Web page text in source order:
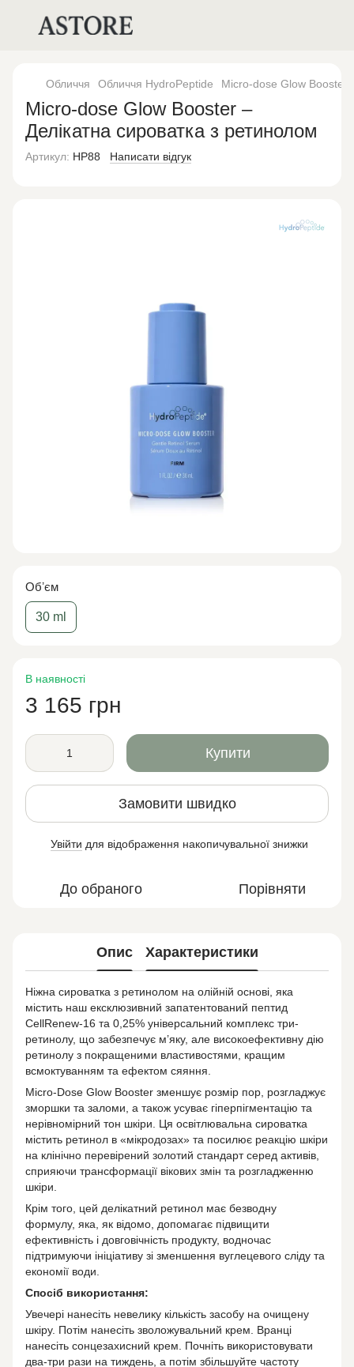
Обличчя Обличчя HydroPeptide Micro-dose Glow Booster
Micro-dose Glow Booster –
Делікатна сироватка з ретинолом
Артикул: HP88 Написати відгук
Обʼєм
30 ml
В наявності
3 165 грн
Купити
Замовити швидко
Увійти для відображення накопичувальної знижки
До обраного Порівняти
Опис Характеристики
Ніжна сироватка з ретинолом на олійній основі, яка
містить наш ексклюзивний запатентований пептид
CellRenew-16 та 0,25% універсальний комплекс три-
ретинолу, що забезпечує м’яку, але високоефективну дію
ретинолу з покращеними властивостями, кращим
всмоктуванням та ефектом сяяння.
Micro-Dose Glow Booster зменшує розмір пор, розгладжує
зморшки та заломи, а також усуває гіперпігментацію та
нерівномірний тон шкіри. Ця освітлювальна сироватка
містить ретинол в «мікродозах» та посилює реакцію шкіри
на клінічно перевірений золотий стандарт серед активів,
сприяючи трансформації вікових змін та розгладженню
шкіри.
Крім того, цей делікатний ретинол має безводну
формулу, яка, як відомо, допомагає підвищити
ефективність і довговічність продукту, водночас
підтримуючи ініціативу зі зменшення вуглецевого сліду та
економії води.
Спосіб використання:
Увечері нанесіть невелику кількість засобу на очищену
шкіру. Потім нанесіть зволожувальний крем. Вранці
нанесіть сонцезахисний крем. Почніть використовувати
два-три рази на тиждень, а потім збільшуйте частоту